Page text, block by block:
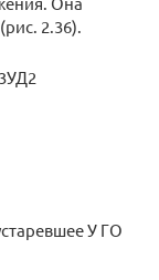
2.36).
У ГО